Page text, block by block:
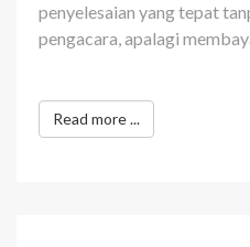
penyelesaian yang tepat
pengacara, apalagi
Read more ...